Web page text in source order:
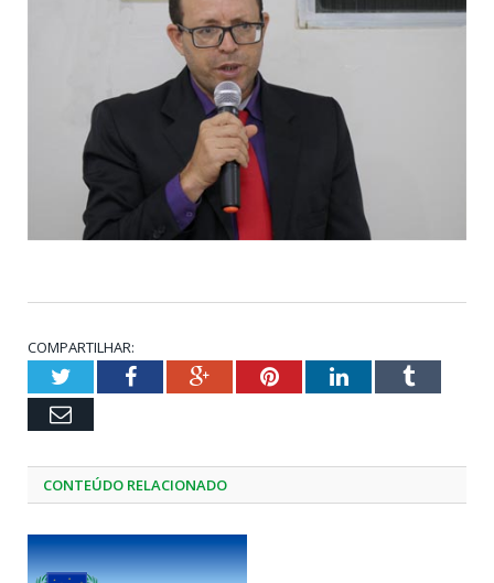
COMPARTILHAR:
TwitterFacebookGoogle+PinterestLinkedInTumblr
Email
CONTEÚDO RELACIONADO